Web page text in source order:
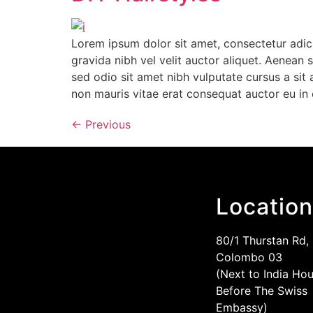
Lorem ipsum dolor sit amet, consectetur
gravida nibh vel velit auctor aliquet. Aenean
sed odio sit amet nibh vulputate cursus a
non mauris vitae erat consequat auctor eu in
← Previous
Location
80/1 Thurstan Rd,
Colombo 03
(Next to India
Before The Swiss
Embassy)